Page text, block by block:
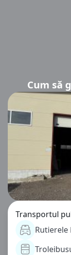
Cum să
Transportul
Rutierele